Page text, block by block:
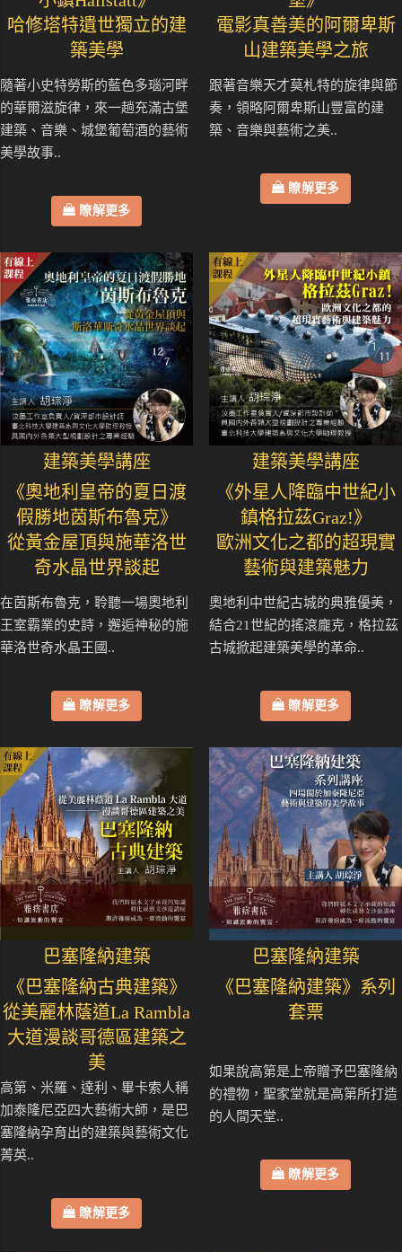
哈修塔特遺世獨立的建
築美學
隨著小史特勞斯的藍色多瑙河畔
的華爾滋旋律，來一趟充滿古堡
建築、音樂、城堡葡萄酒的藝術
美學故事..
瞭解更多
電影真善美的阿爾卑斯
山建築美學之旅
跟著音樂天才莫札特的旋律與節
奏，領略阿爾卑斯山豐富的建
築、音樂與藝術之美..
瞭解更多
建築美學講座
《奧地利皇帝的夏日渡
假勝地茵斯布魯克》
從黃金屋頂與施華洛世
奇水晶世界談起
在茵斯布魯克，聆聽一場奧地利
王室霸業的史詩，邂逅神秘的施
華洛世奇水晶王國..
瞭解更多
建築美學講座
《外星人降臨中世紀小
鎮格拉茲Graz!》
歐洲文化之都的超現實
藝術與建築魅力
奧地利中世紀古城的典雅優美，
結合21世紀的搖滾龐克，格拉茲
古城掀起建築美學的革命..
瞭解更多
巴塞隆納建築
《巴塞隆納古典建築》
從美麗林蔭道La Rambla
大道漫談哥德區建築之
美
高第、米羅、達利、畢卡索人稱
加泰隆尼亞四大藝術大師，是巴
塞隆納孕育出的建築與藝術文化
菁英..
瞭解更多
巴塞隆納建築
《巴塞隆納建築》系列
套票
如果說高第是上帝贈予巴塞隆納
的禮物，聖家堂就是高第所打造
的人間天堂..
瞭解更多